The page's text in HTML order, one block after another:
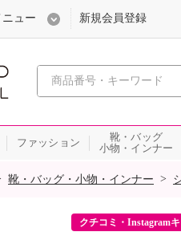
心おどる、瞬間を。通
ュー 新規会員登録
ファッション
靴・バッグ
小物・インナー
靴・バッグ・小物・インナー >
クチコミ・Instagram